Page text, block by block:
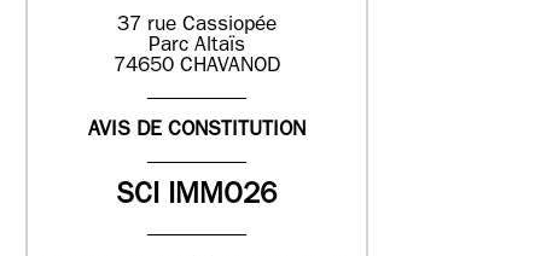
37 rue Cassiopée
Parc Altaïs
74650 CHAVANOD
AVIS DE CONSTITUTION
SCI IMMO26